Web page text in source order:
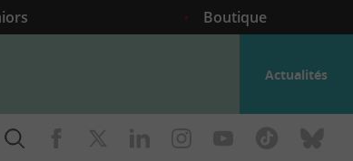
Boutique
Actualités